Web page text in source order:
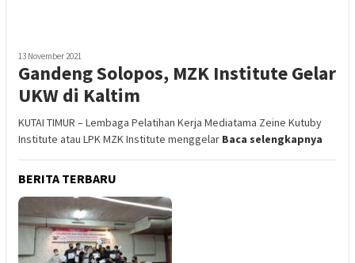
13 November 2021
Gandeng Solopos, MZK Institute Gelar
UKW di Kaltim
KUTAI TIMUR – Lembaga Pelatihan Kerja Mediatama Zeine Kutuby
Institute atau LPK MZK Institute menggelar Baca selengkapnya
BERITA TERBARU